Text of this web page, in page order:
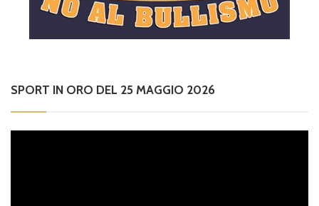
SPORT IN ORO DEL 25 MAGGIO 2026